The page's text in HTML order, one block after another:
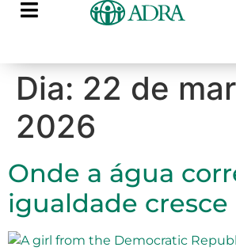
Dia: 22 de
2026
Onde a água
igualdade cresce